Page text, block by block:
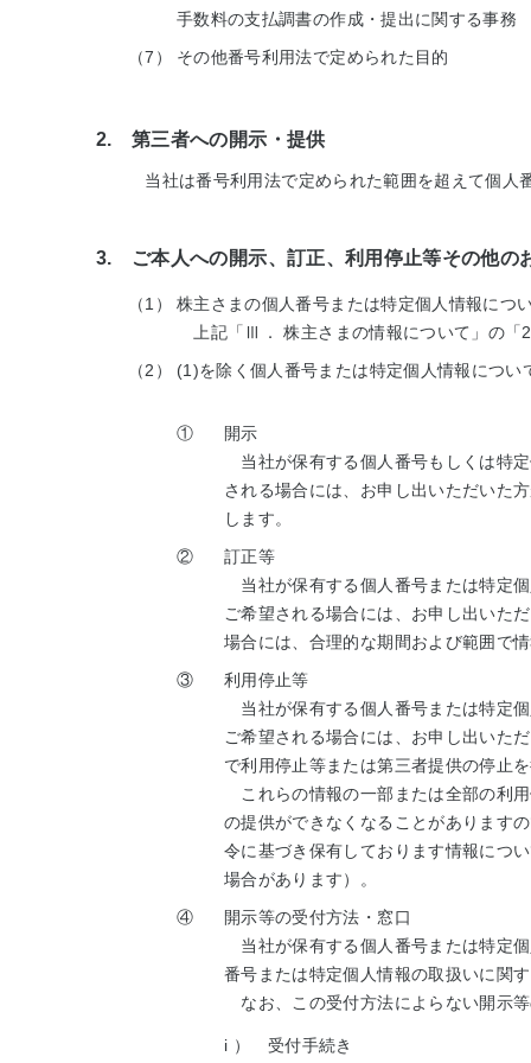
手数料の支払調書の作成・提出に関する事務
（7）
その他番号利用法で定められた目的
2. 第三者への開示・提供
当社は番号利用法で定められた範囲を超えて個人
3. ご本人への開示、訂正、利用停止等その他の
（1）
株主さまの個人番号または特定個人情報につ
上記「Ⅲ． 株主さまの情報について」の「
（2）
(1)を除く個人番号または特定個人情報につい
①
開示
当社が保有する個人番号もしくは特
される場合には、お申し出いただいた
します。
②
訂正等
当社が保有する個人番号または特定
ご希望される場合には、お申し出いた
場合には、合理的な期間および範囲で
③
利用停止等
当社が保有する個人番号または特定
ご希望される場合には、お申し出いた
で利用停止等または第三者提供の停止
これらの情報の一部または全部の利
の提供ができなくなることがあります
令に基づき保有しております情報につ
場合があります）。
④
開示等の受付方法・窓口
当社が保有する個人番号または特定
番号または特定個人情報の取扱いに関
なお、この受付方法によらない開示
i ）
受付手続き